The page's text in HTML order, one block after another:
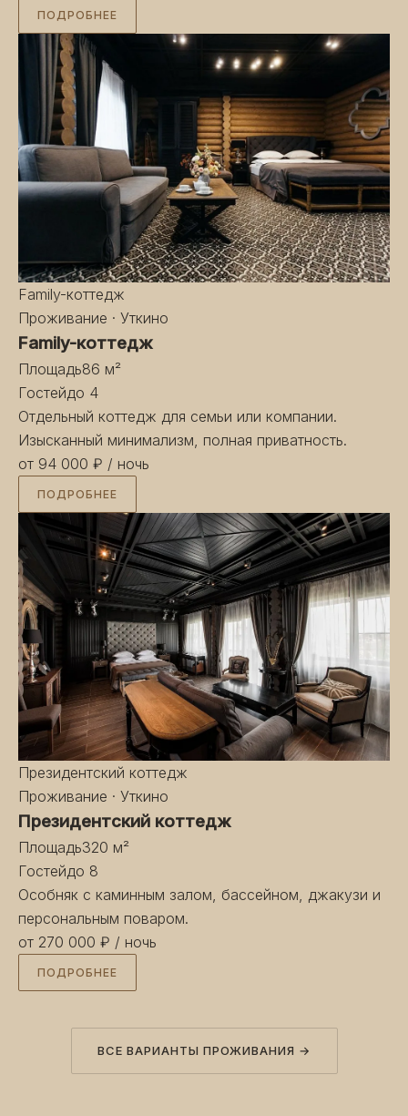
ПОДРОБНЕЕ
Family-коттедж
Проживание · Уткино
Family-коттедж
Площадь86 м²
Гостейдо 4
Отдельный коттедж для семьи или компании.
Изысканный минимализм, полная приватность.
от 94 000 ₽ / ночь
ПОДРОБНЕЕ
Президентский коттедж
Проживание · Уткино
Президентский коттедж
Площадь320 м²
Гостейдо 8
Особняк с каминным залом, бассейном, джакузи и
персональным поваром.
от 270 000 ₽ / ночь
ПОДРОБНЕЕ
ВСЕ ВАРИАНТЫ ПРОЖИВАНИЯ →